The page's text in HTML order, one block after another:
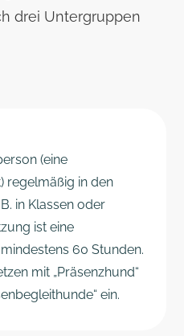
drei Untergruppen
(eine
regelmäßig in den
in Klassen oder
ist eine
60 Stunden.
mit „Präsenzhund“
ein.